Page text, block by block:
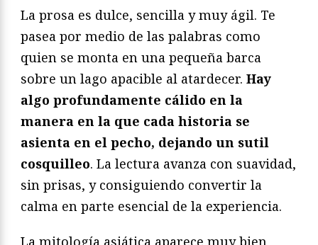
La prosa es dulce, sencilla y muy ágil. Te
pasea por medio de las palabras como
quien se monta en una pequeña barca
sobre un lago apacible al atardecer. Hay
algo profundamente cálido en la
manera en la que cada historia se
asienta en el pecho, dejando un sutil
cosquilleo. La lectura avanza con suavidad,
sin prisas, y consiguiendo convertir la
calma en parte esencial de la experiencia.
La mitología asiática aparece muy bien